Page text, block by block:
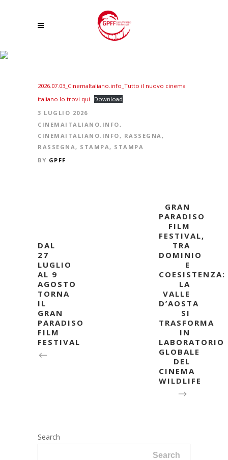
2026.07.03_CinemaItaliano.info_Tutto il nuovo cinema
italiano lo trovi qui
Download
3 LUGLIO 2026
CINEMAITALIANO.INFO,
CINEMAITALIANO.INFO, RASSEGNA,
RASSEGNA, STAMPA, STAMPA
BY GPFF
DAL
27
LUGLIO
AL 9
AGOSTO
TORNA
IL
GRAN
PARADISO
FILM
FESTIVAL
GRAN
PARADISO
FILM
FESTIVAL,
TRA
DOMINIO
E
COESISTENZA:
LA
VALLE
D’AOSTA
SI
TRASFORMA
IN
LABORATORIO
GLOBALE
DEL
CINEMA
WILDLIFE
Search
Search